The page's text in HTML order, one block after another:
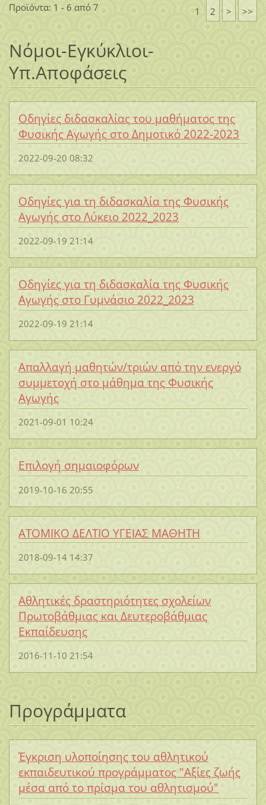
Προϊόντα: 1 - 6 από 7 1 2 > >>
Νόμοι-Εγκύκλιοι-
Υπ.Αποφάσεις
Οδηγίες διδασκαλίας του μαθήματος της
Φυσικής Αγωγής στο Δημοτικό 2022-2023
2022-09-20 08:32
Οδηγίες για τη διδασκαλία της Φυσικής
Αγωγής στο Λύκειο 2022_2023
2022-09-19 21:14
Οδηγίες για τη διδασκαλία της Φυσικής
Αγωγής στο Γυμνάσιο 2022_2023
2022-09-19 21:14
Απαλλαγή μαθητών/τριών από την ενεργό
συμμετοχή στο μάθημα της Φυσικής
Αγωγής
2021-09-01 10:24
Επιλογή σημαιοφόρων
2019-10-16 20:55
ΑΤΟΜΙΚΟ ΔΕΛΤΙΟ ΥΓΕΙΑΣ ΜΑΘΗΤΗ
2018-09-14 14:37
Αθλητικές δραστηριότητες σχολείων
Πρωτοβάθμιας και Δευτεροβάθμιας
Εκπαίδευσης
2016-11-10 21:54
Προγράμματα
Έγκριση υλοποίησης του αθλητικού
εκπαιδευτικού προγράμματος "Αξίες ζωής
μέσα από το πρίσμα του αθλητισμού"